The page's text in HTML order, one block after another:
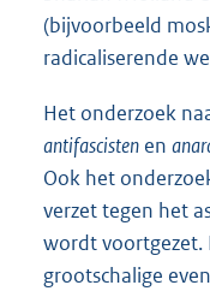
(bijvoorbeeld
radicaliserende
Het onderzoek
antifascisten en
Ook het
verzet tegen het
wordt voortgezet.
grootschalige